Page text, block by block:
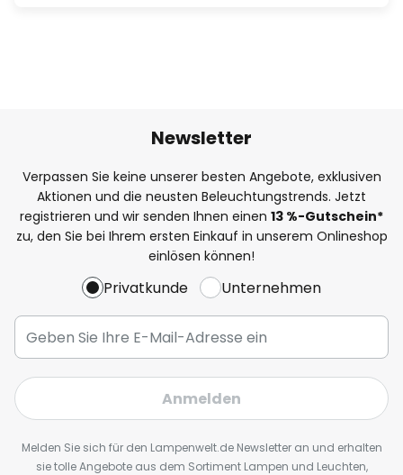
Newsletter
Verpassen Sie keine unserer besten Angebote, exklusiven
Aktionen und die neusten Beleuchtungstrends. Jetzt
registrieren und wir senden Ihnen einen 13 %-Gutschein*
zu, den Sie bei Ihrem ersten Einkauf in unserem Onlineshop
einlösen können!
Privatkunde Unternehmen
Anmelden
Melden Sie sich für den Lampenwelt.de Newsletter an und erhalten
sie tolle Angebote aus dem Sortiment Lampen und Leuchten,